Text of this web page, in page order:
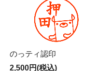
のっティ認印
2,500円(税込)